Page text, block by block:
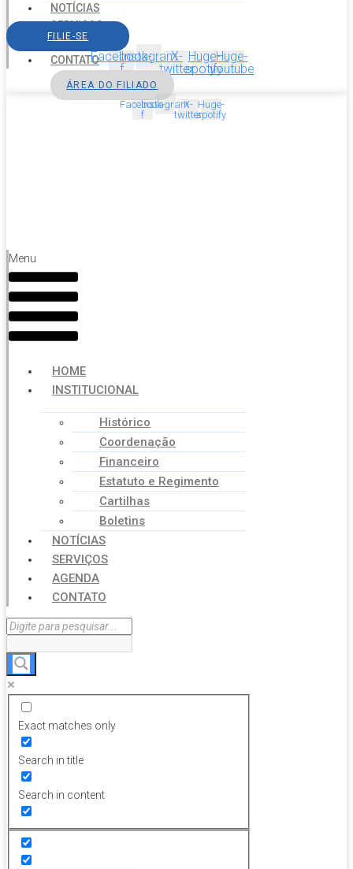
NOTÍCIAS
SERVIÇOS
AGENDA
CONTATO
FILIE-SE
Facebook-
f
InstagramX-
twitter
Huge-
spotify
Huge-
youtube
ÁREA DO FILIADO
Facebook-
f
InstagramX-
twitter
Huge-
spotify
Menu
HOME
INSTITUCIONAL
Histórico
Coordenação
Financeiro
Estatuto e Regimento
Cartilhas
Boletins
NOTÍCIAS
SERVIÇOS
AGENDA
CONTATO
Exact matches only
Search in title
Search in content